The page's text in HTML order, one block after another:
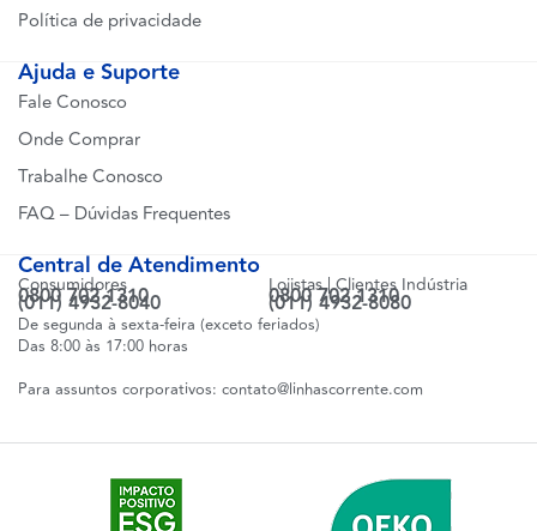
Política de privacidade
Ajuda e Suporte
Fale Conosco
Onde Comprar
Trabalhe Conosco
FAQ – Dúvidas Frequentes
Central de Atendimento
Consumidores
0800 702 1310
(011) 4932-8040
Lojistas | Clientes Indústria
0800 702 1310
(011) 4932-8080
De segunda à sexta-feira (exceto feriados)
Das 8:00 às 17:00 horas
Para assuntos corporativos: contato@linhascorrente.com